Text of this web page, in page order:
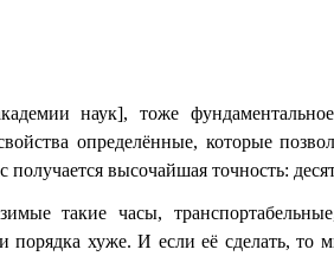
наук], тоже
определённые, которые
высочайшая точность:
такие часы,
хуже. И если её сделать, то